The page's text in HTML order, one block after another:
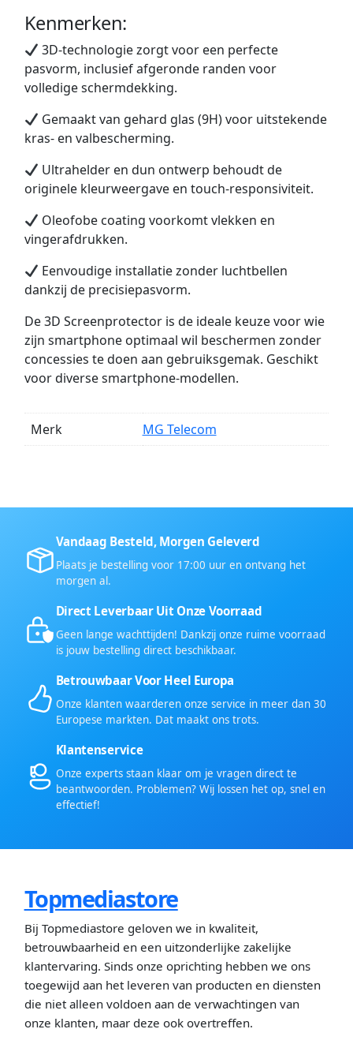
Kenmerken:
3D-technologie zorgt voor een perfecte
pasvorm, inclusief afgeronde randen voor
volledige schermdekking.
Gemaakt van gehard glas (9H) voor uitstekende
kras- en valbescherming.
Ultrahelder en dun ontwerp behoudt de
originele kleurweergave en touch-responsiviteit.
Oleofobe coating voorkomt vlekken en
vingerafdrukken.
Eenvoudige installatie zonder luchtbellen
dankzij de precisiepasvorm.
De 3D Screenprotector is de ideale keuze voor wie
zijn smartphone optimaal wil beschermen zonder
concessies te doen aan gebruiksgemak. Geschikt
voor diverse smartphone-modellen.
Merk MG Telecom
Vandaag Besteld, Morgen Geleverd
Plaats je bestelling voor 17:00 uur en ontvang het
morgen al.
Direct Leverbaar Uit Onze Voorraad
Geen lange wachttijden! Dankzij onze ruime voorraad
is jouw bestelling direct beschikbaar.
Betrouwbaar Voor Heel Europa
Onze klanten waarderen onze service in meer dan 30
Europese markten. Dat maakt ons trots.
Klantenservice
Onze experts staan klaar om je vragen direct te
beantwoorden. Problemen? Wij lossen het op, snel en
effectief!
Topmediastore
Bij Topmediastore geloven we in kwaliteit,
betrouwbaarheid en een uitzonderlijke zakelijke
klantervaring. Sinds onze oprichting hebben we ons
toegewijd aan het leveren van producten en diensten
die niet alleen voldoen aan de verwachtingen van
onze klanten, maar deze ook overtreffen.